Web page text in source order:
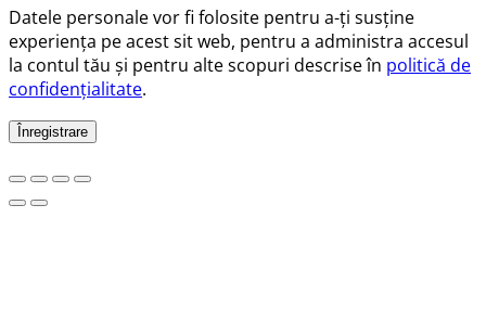
Datele personale vor fi folosite pentru a-ți susține
experiența pe acest sit web, pentru a administra accesul
la contul tău și pentru alte scopuri descrise în politică de
confidențialitate.
Înregistrare